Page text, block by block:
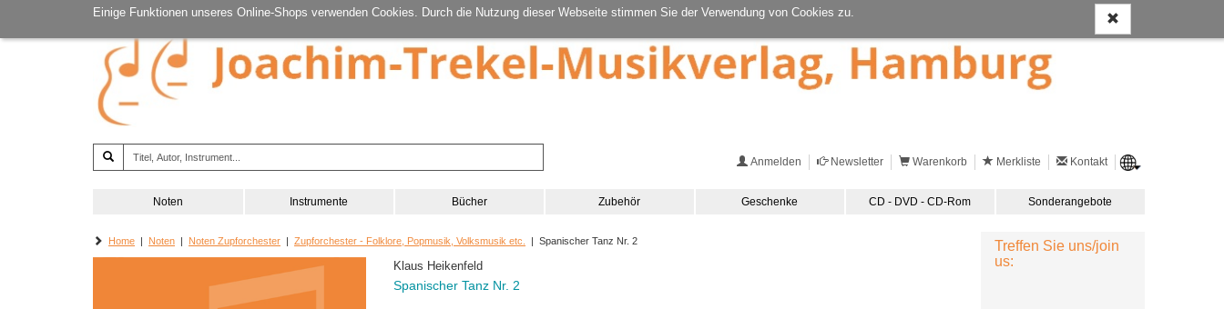
Einige Funktionen unseres Online-Shops verwenden Cookies. Durch die Nutzung dieser Webseite stimmen Sie der Verwendung von Cookies zu.
Anmelden Newsletter Warenkorb Merkliste Kontakt
Noten Instrumente Bücher Zubehör Geschenke CD - DVD - CD-Rom Sonderangebote
Home | Noten | Noten Zupforchester | Zupforchester - Folklore, Popmusik, Volksmusik etc. | Spanischer Tanz Nr. 2
Klaus Heikenfeld
Spanischer Tanz Nr. 2
Treffen Sie uns/join
us: